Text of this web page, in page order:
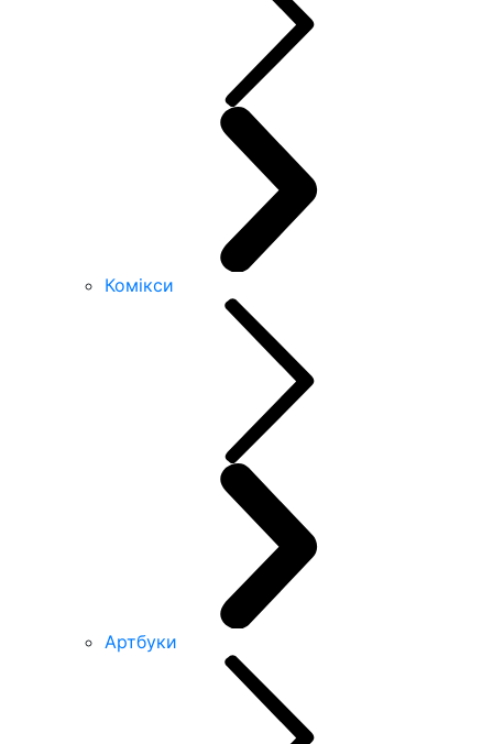
Комікси
Артбуки